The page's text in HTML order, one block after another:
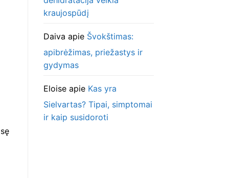
kraujospūdį
Daiva apie Švokštimas:
apibrėžimas, priežastys ir
gydymas
Eloiseapie Kas yra
Sielvartas? Tipai, simptomai
ir kaip susidoroti